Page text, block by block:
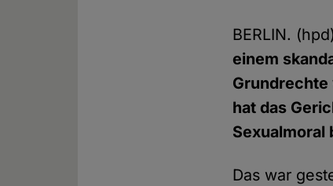
BERLIN. (hpd)
einem
Grundrechte
hat das
Das war